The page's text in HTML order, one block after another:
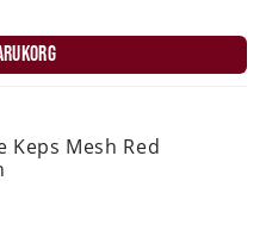
Keps Mesh Red